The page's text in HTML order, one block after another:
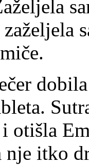
i otišla
nje itko